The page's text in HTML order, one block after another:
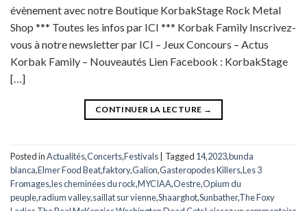
évènement avec notre Boutique KorbakStage Rock Metal
Shop *** Toutes les infos par ICI *** Korbak Family Inscrivez-
vous à notre newsletter par ICI – Jeux Concours – Actus
Korbak Family – Nouveautés Lien Facebook : KorbakStage
[…]
CONTINUER LA LECTURE →
Posted inActualités,Concerts,Festivals Tagged 14,2023,bunda
blanca,Elmer Food Beat,faktory,Galion,Gasteropodes Killers,Les 3
Fromages,les cheminées du rock,MYCIAA,Oestre,Opium du
peuple,radium valley,saillat sur vienne,Shaarghot,Sunbather,The Foxy